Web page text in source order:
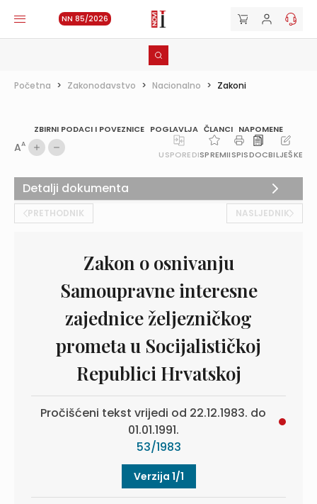
NN 85/2026
Početna > Zakonodavstvo > Nacionalno > Zakoni
ZBIRNI PODACI I POVEZNICE POGLAVLJA ČLANCI NAPOMENE
AA
USPOREDISPREMIISPISDOCBILJEŠKE
PRETHODNIK NASLJEDNIK
Zakon o osnivanju
Samoupravne interesne
zajednice željezničkog
prometa u Socijalističkoj
Republici Hrvatskoj
Pročišćeni tekst vrijedi od 22.12.1983. do
01.01.1991.
53/1983
Verzija 1/1
Detalji dokumenta